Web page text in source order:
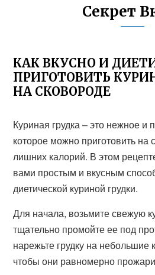
Секрет
КАК ВКУСНО И
ПРИГОТОВИТЬ
НА СКОВОРОДЕ
Куриная грудка – это нежное и
которое можно приготовить на
лишних калорий. В этом
вами простым и вкусным
диетической куриной грудки.
Для начала, возьмите свежую
тщательно промойте ее под
нарежьте грудку на небольшие
чтобы они равномерно